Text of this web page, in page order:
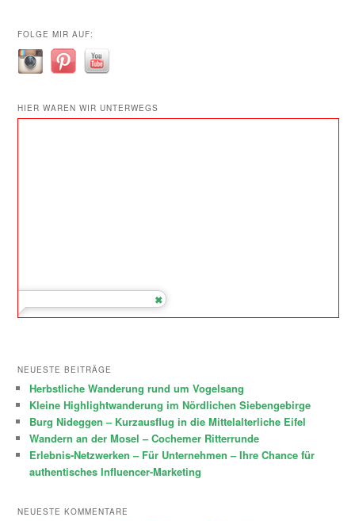
FOLGE MIR AUF:
HIER WAREN WIR UNTERWEGS
NEUESTE BEITRÄGE
Herbstliche Wanderung rund um Vogelsang
Kleine Highlightwanderung im Nördlichen Siebengebirge
Burg Nideggen – Kurzausflug in die Mittelalterliche Eifel
Wandern an der Mosel – Cochemer Ritterrunde
Erlebnis-Netzwerken – Für Unternehmen – Ihre Chance für
authentisches Influencer-Marketing
NEUESTE KOMMENTARE